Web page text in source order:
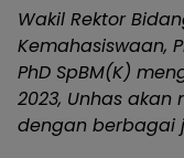
Wakil Rektor
Kemahasiswaan,
PhD SpBM(K)
2023, Unhas
dengan berbagai